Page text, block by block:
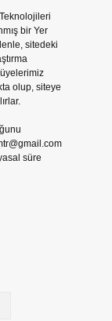
bir Yer
sitedeki
olup, siteye
süre